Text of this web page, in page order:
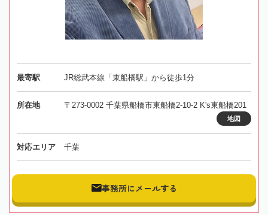
最寄駅 JR総武本線「東船橋駅」から徒歩1分
所在地 〒273-0002 千葉県船橋市東船橋2-10-2 K's東船橋201
地図
対応エリア 千葉
事務所にメールする